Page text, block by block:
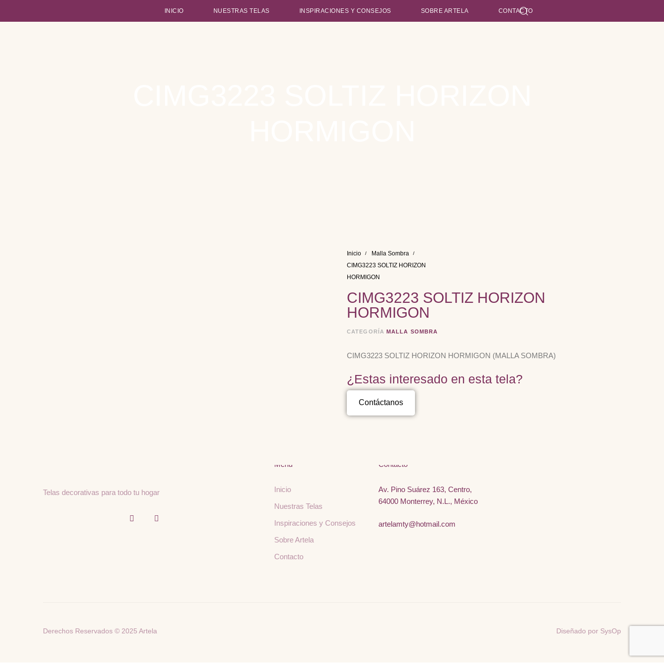
INICIO NUESTRAS TELAS INSPIRACIONES Y CONSEJOS SOBRE ARTELA CONTACTO
Inicio
Malla Sombra
CIMG3223 SOLTIZ HORIZON
HORMIGON
CIMG3223 SOLTIZ HORIZON
HORMIGON
CATEGORÍA MALLA SOMBRA
CIMG3223 SOLTIZ HORIZON HORMIGON (MALLA SOMBRA)
¿Estas interesado en esta tela?
Contáctanos
Telas decorativas para todo tu hogar
Menú
Inicio
Nuestras Telas
Inspiraciones y Consejos
Sobre Artela
Contacto
Contacto
Av. Pino Suárez 163, Centro,
64000 Monterrey, N.L., México
artelamty@hotmail.com
Derechos Reservados © 2025 Artela Diseñado por SysOp